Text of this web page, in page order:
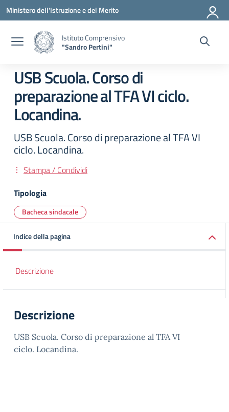
Vai ai contenuti
Vai al menu di navigazione
Vai al footer
Ministero dell'Istruzione e del Merito
Istituto Comprensivo
"Sandro Pertini"
USB Scuola. Corso di
preparazione al TFA VI ciclo.
Locandina.
USB Scuola. Corso di preparazione al TFA VI
ciclo. Locandina.
Stampa / Condividi
Tipologia
Bacheca sindacale
Indice della pagina
Descrizione
Descrizione
USB Scuola. Corso di preparazione al TFA VI
ciclo. Locandina.